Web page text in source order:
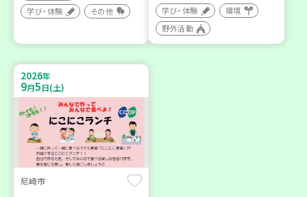
学び・体験
その他
学び・体験
環境
野外活動
2026年
9月5日(土)
尼崎市